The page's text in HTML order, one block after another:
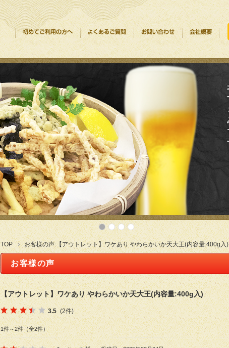
TOP お客様の声:【アウトレット】ワケあり やわらかいか天大王(内容量:400g入)
お客様の声
【アウトレット】ワケあり やわらかいか天大王(内容量:400g入)
3.5 (2件)
1件～2件（全2件）